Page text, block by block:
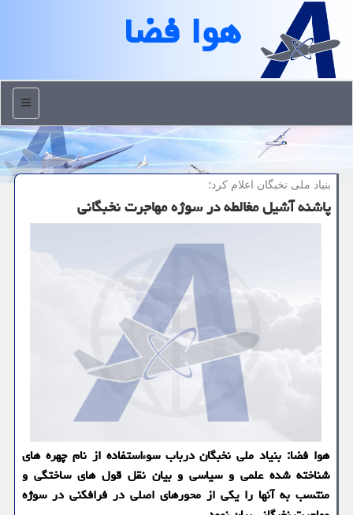
هوا فضا
منو
بنیاد ملی نخبگان اعلام كرد؛
پاشنه ‎آشیل مغالطه در سوژه مهاجرت نخبگانی
هوا فضا: بنیاد ملی نخبگان درباب سوءاستفاده از نام چهره های
شناخته شده علمی و سیاسی و بیان نقل قول های ساختگی و
منتسب به آنها را یكی از محورهای اصلی در فرافكنی در سوژه